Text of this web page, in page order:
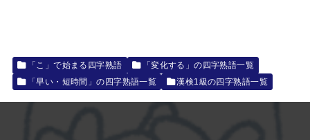
「こ」で始まる四字熟語
「変化する」の四字熟語一覧
「早い・短時間」の四字熟語一覧
漢検1級の四字熟語一覧